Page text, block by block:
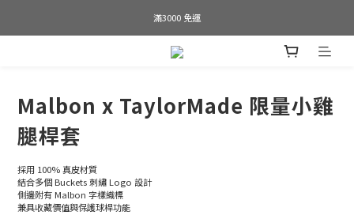
Welcome to SWAP GOLF
滿3000 免運
Bogey is the new Birdie
Malbon x TaylorMade 限量小雞
腿桿套
採用 100% 真皮材質
結合多個 Buckets 刺繡 Logo 設計
側邊附有 Malbon 字樣織標
兼具收藏價值與保護球桿功能